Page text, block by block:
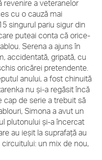
revenire a veteranelor
cu o cauză mai
singurul pariu sigur din
puteai conta că orice-
Serena a ajuns în
accidentată, gripată, cu
oricărei pretendente.
anului, a fost chinuită
nu și-a regăsit încă
cap de serie a trebuit să
Simona a avut un
plutonului și-a încercat
au ieșit la suprafață au
un mix de nou,